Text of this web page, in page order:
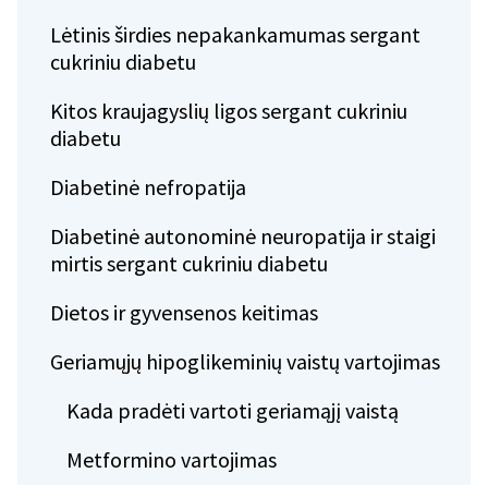
Lėtinis širdies nepakankamumas sergant
cukriniu diabetu
Kitos kraujagyslių ligos sergant cukriniu
diabetu
Diabetinė nefropatija
Diabetinė autonominė neuropatija ir staigi
mirtis sergant cukriniu diabetu
Dietos ir gyvensenos keitimas
Geriamųjų hipoglikeminių vaistų vartojimas
Kada pradėti vartoti geriamąjį vaistą
Metformino vartojimas